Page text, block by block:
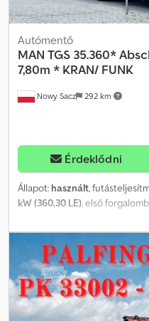
szükséges dokumentumokat)
Nowy Sacz 292 km
Autómentő
MAN TGS 35.360*
7,80m * KRAN/ FUNK
Érdeklődni
Állapot: használt,
kW (360,30 LE), első
,
3 tengely, szín:piros,
, rakodótér szélesség:2
Gyártási év:2014,
állófűtés, MAN TGS 35.360 /
TÁVIRÁNYÍTÓ Importált /
GYÁRTÁSI ÉV: 2014